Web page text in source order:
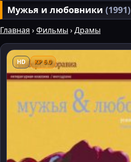
Мужья и любовники (1991)
Главная ›Фильмы ›Драмы
HD KP 6.0